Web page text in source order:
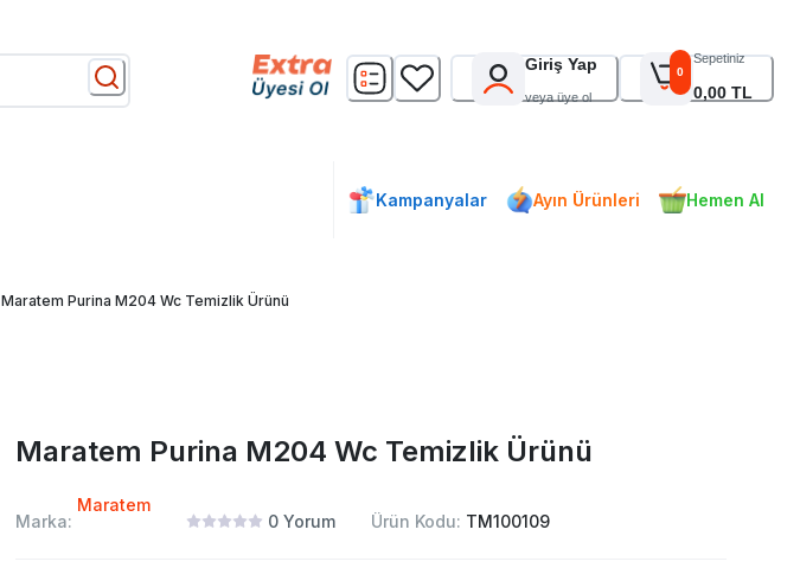
Giriş Yap
veya üye ol
0
Sepetiniz
0,00 TL
Kampanyalar Ayın Ürünleri Hemen Al
Maratem Purina M204 Wc Temizlik Ürünü
Maratem Purina M204 Wc Temizlik Ürünü
Marka:
Maratem
0 Yorum Ürün Kodu: TM100109